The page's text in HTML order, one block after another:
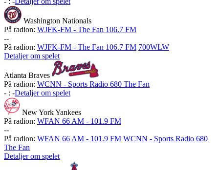
Washington Nationals
På radion: WJFK-FM - The Fan 106.7 FM
--
På radion: WJFK-FM - The Fan 106.7 FM 700WLW
Detaljer om spelet
Atlanta Braves
På radion: WCNN - Sports Radio 680 The Fan
- : -Detaljer om spelet
New York Yankees
På radion: WFAN 66 AM - 101.9 FM
--
På radion: WFAN 66 AM - 101.9 FM WCNN - Sports Radio 680
The Fan
Detaljer om spelet